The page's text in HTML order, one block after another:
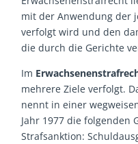
mit der Anwendung der
verfolgt wird und den
die durch die Gerichte
Im
mehrere Ziele verfolgt.
nennt in einer
Jahr 1977 die folgenden
Strafsanktion: